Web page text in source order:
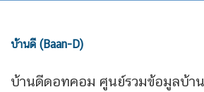
บ้านดี (Baan-D)
บ้านดีดอทคอม ศูนย์รวมข้อมูลบ้า